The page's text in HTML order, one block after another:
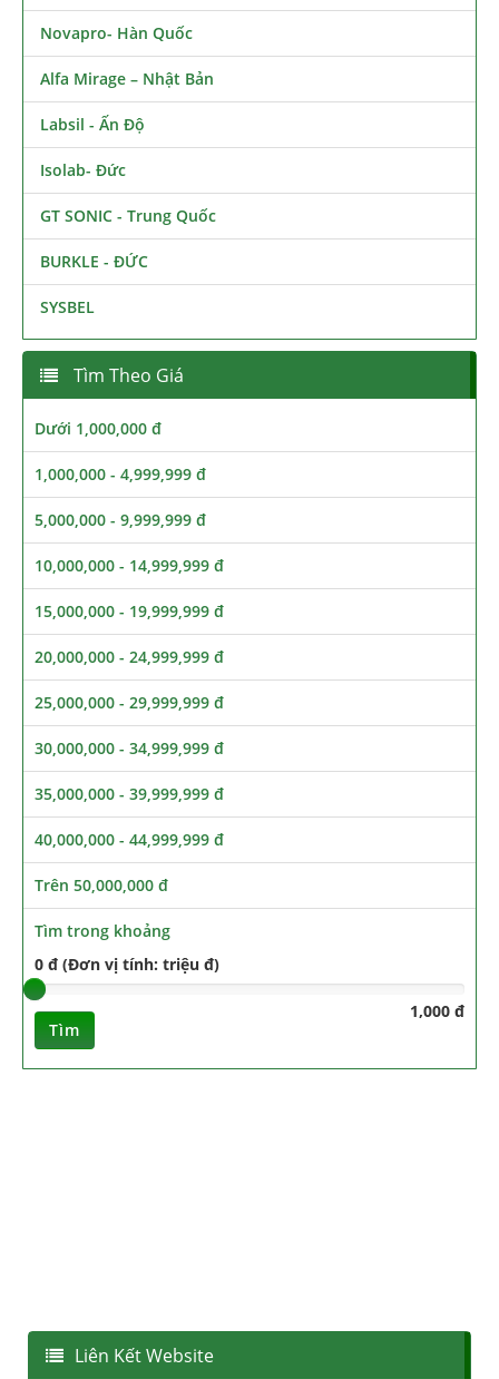
Novapro- Hàn Quốc
Alfa Mirage – Nhật Bản
Labsil - Ấn Độ
Isolab- Đức
GT SONIC - Trung Quốc
BURKLE - ĐỨC
SYSBEL
Tìm Theo Giá
Dưới 1,000,000 đ
1,000,000 - 4,999,999 đ
5,000,000 - 9,999,999 đ
10,000,000 - 14,999,999 đ
15,000,000 - 19,999,999 đ
20,000,000 - 24,999,999 đ
25,000,000 - 29,999,999 đ
30,000,000 - 34,999,999 đ
35,000,000 - 39,999,999 đ
40,000,000 - 44,999,999 đ
Trên 50,000,000 đ
Tìm trong khoảng
0 đ (Đơn vị tính: triệu đ)
1,000 đ
Tìm
Liên Kết Website